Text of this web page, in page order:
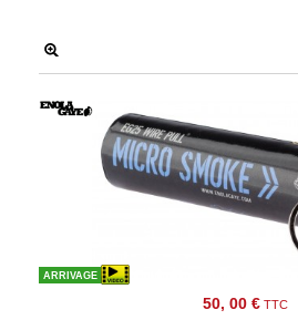
50, 00 € TTC
ARRIVAGE